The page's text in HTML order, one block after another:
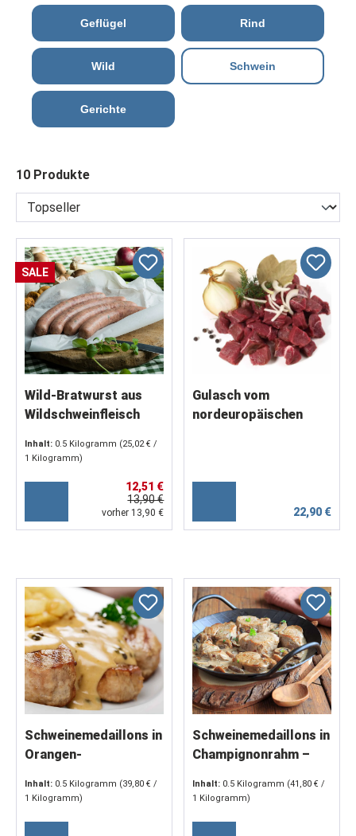
Geflügel Rind
Wild Schwein
Gerichte
10 Produkte
SALE
Wild-Bratwurst aus
Wildschweinfleisch
500g
Inhalt: 0.5 Kilogramm (25,02 € /
1 Kilogramm)
12,51 €
13,90 €
vorher 13,90 €
Gulasch vom
nordeuropäischen
22,90 €
Schweinemedaillons in
Orangen-
Filetstücke in
Inhalt: 0.5 Kilogramm (39,80 € /
1 Kilogramm)
Schweinemedaillons in
Champignonrahm –
Rahmsauce mit
Inhalt: 0.5 Kilogramm (41,80 € /
1 Kilogramm)